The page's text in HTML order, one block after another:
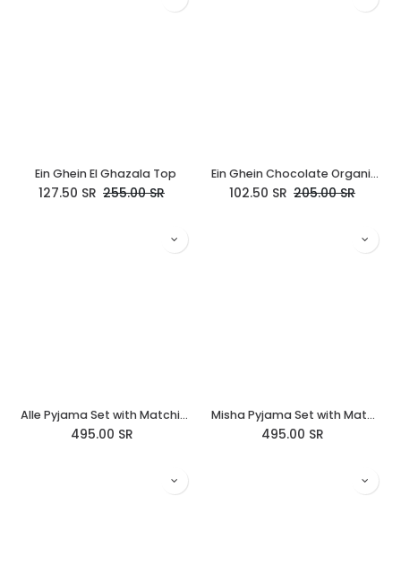
Ein Ghein El Ghazala Top
127.50 SR 255.00SR
Ein Ghein Chocolate Organic Joggers
102.50 SR 205.00SR
Alle Pyjama Set with Matching Teddy Bear & penguin embroidery
495.00 SR
Misha Pyjama Set with Matching Teddy Bear
495.00 SR